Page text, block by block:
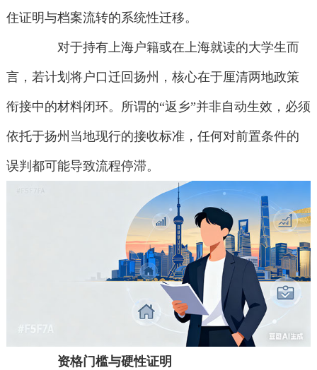
住证明与档案流转的系统性迁移。
对于持有上海户籍或在上海就读的大学生而
言，若计划将户口迁回扬州，核心在于厘清两地政策
衔接中的材料闭环。所谓的“返乡”并非自动生效，必须
依托于扬州当地现行的接收标准，任何对前置条件的
误判都可能导致流程停滞。
资格门槛与硬性证明